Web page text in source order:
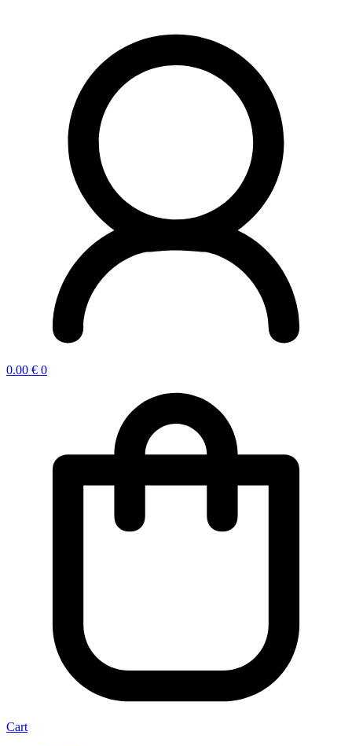
0.00 € 0
Cart